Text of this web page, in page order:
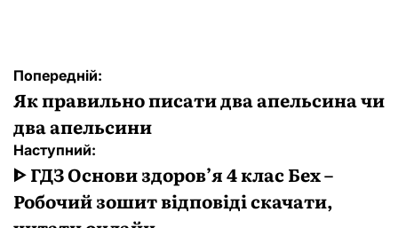
Навігація
записів
Попередній:
Як правильно писати два апельсина чи
два апельсини
Наступний:
ᐈ ГДЗ Основи здоров’я 4 клас Бех –
Робочий зошит відповіді скачати,